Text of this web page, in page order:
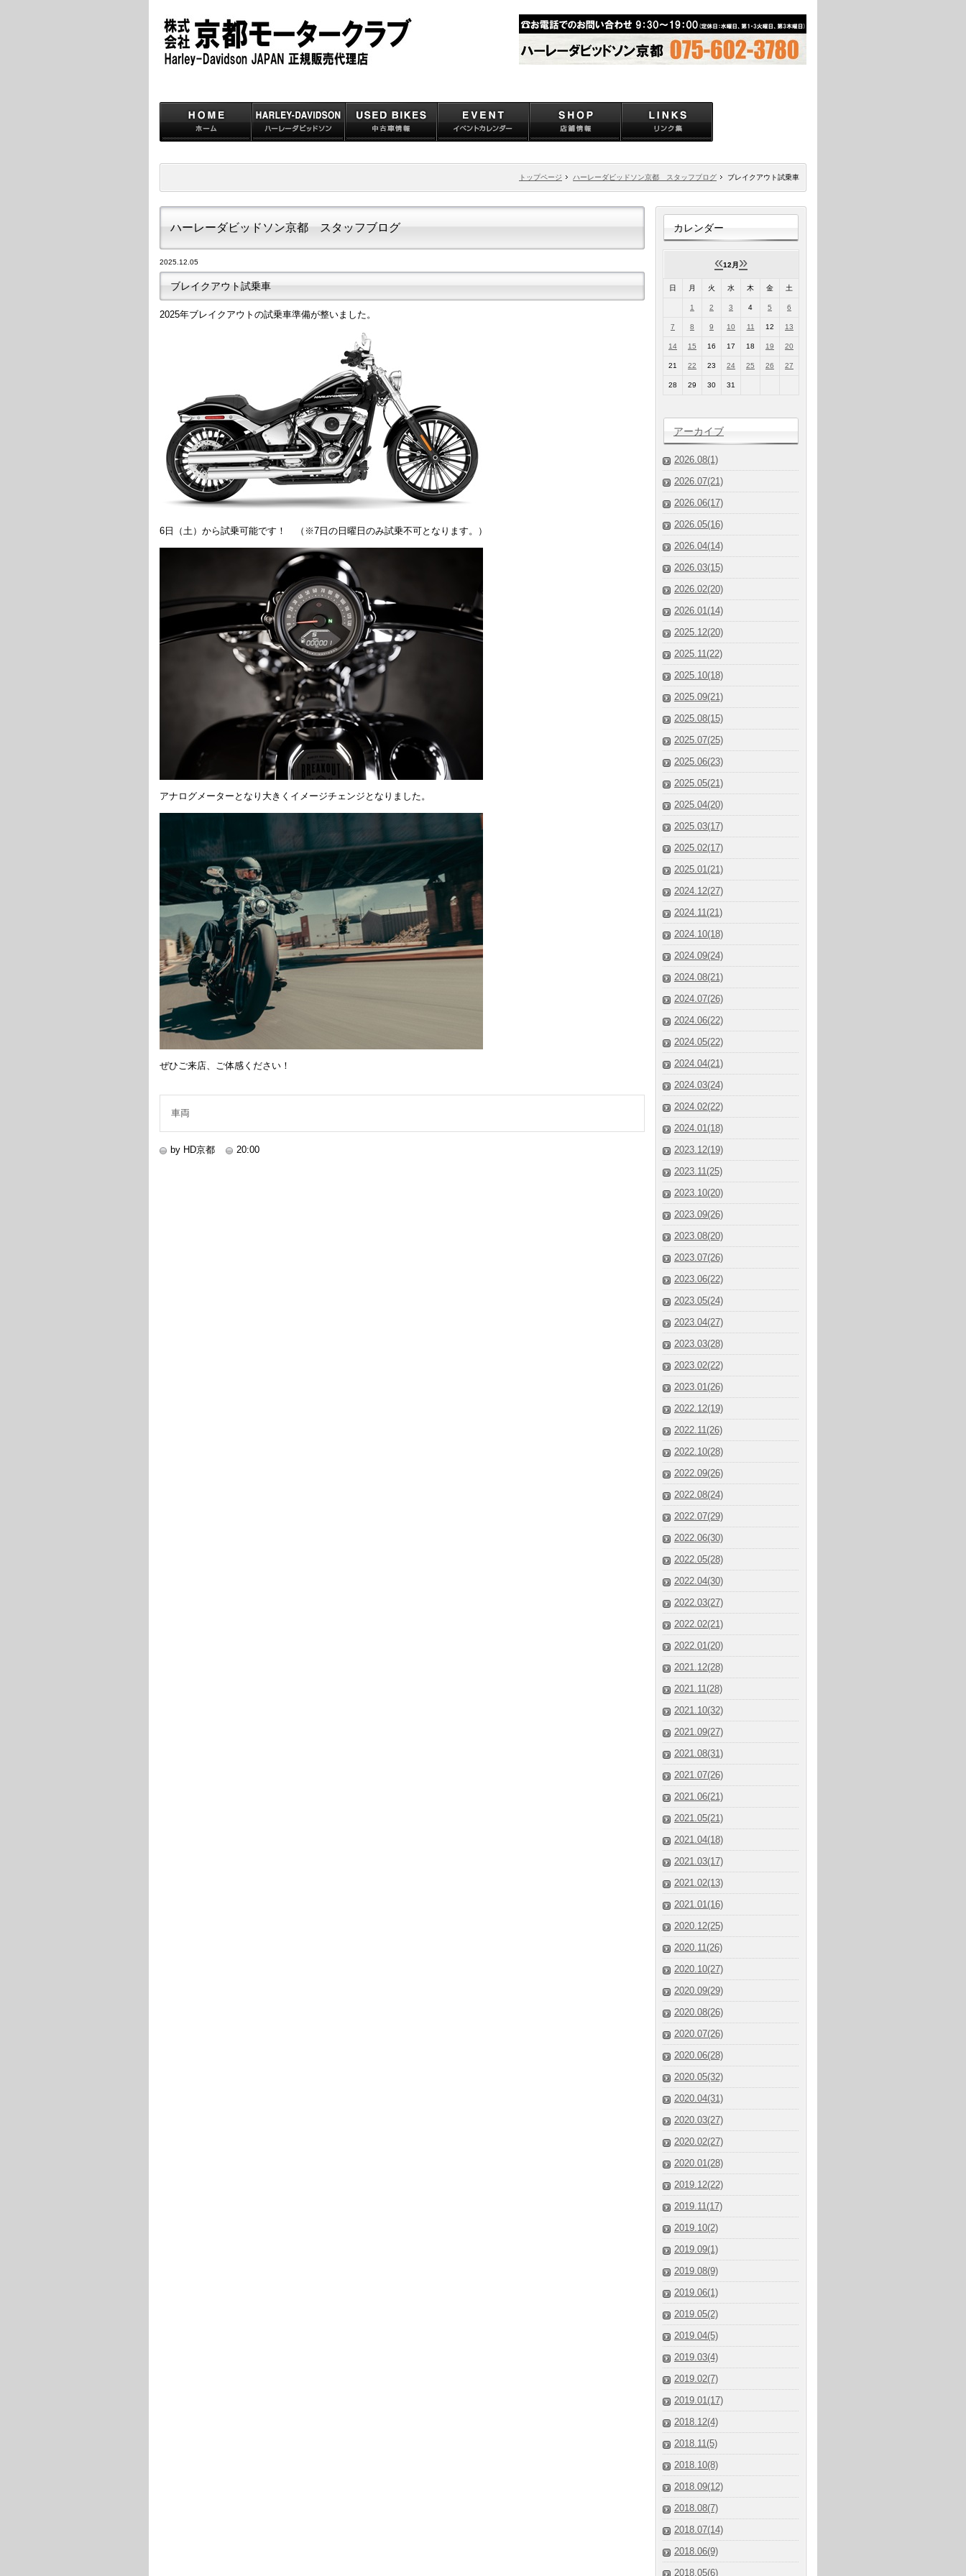
トップページ ハーレーダビッドソン京都 スタッフブログ ブレイクアウト試乗車
ハーレーダビッドソン京都 スタッフブログ
2025.12.05
ブレイクアウト試乗車
2025年ブレイクアウトの試乗車準備が整いました。
6日（土）から試乗可能です！ （※7日の日曜日のみ試乗不可となります。）
アナログメーターとなり大きくイメージチェンジとなりました。
ぜひご来店、ご体感ください！
車両
by HD京都 20:00
カレンダー
«12月 »
日 月 火 水 木 金 土
1 2 3 4 5 6
7 8 9 10 11 12 13
14 15 16 17 18 19 20
21 22 23 24 25 26 27
28 29 30 31
アーカイブ
2026.08(1)
2026.07(21)
2026.06(17)
2026.05(16)
2026.04(14)
2026.03(15)
2026.02(20)
2026.01(14)
2025.12(20)
2025.11(22)
2025.10(18)
2025.09(21)
2025.08(15)
2025.07(25)
2025.06(23)
2025.05(21)
2025.04(20)
2025.03(17)
2025.02(17)
2025.01(21)
2024.12(27)
2024.11(21)
2024.10(18)
2024.09(24)
2024.08(21)
2024.07(26)
2024.06(22)
2024.05(22)
2024.04(21)
2024.03(24)
2024.02(22)
2024.01(18)
2023.12(19)
2023.11(25)
2023.10(20)
2023.09(26)
2023.08(20)
2023.07(26)
2023.06(22)
2023.05(24)
2023.04(27)
2023.03(28)
2023.02(22)
2023.01(26)
2022.12(19)
2022.11(26)
2022.10(28)
2022.09(26)
2022.08(24)
2022.07(29)
2022.06(30)
2022.05(28)
2022.04(30)
2022.03(27)
2022.02(21)
2022.01(20)
2021.12(28)
2021.11(28)
2021.10(32)
2021.09(27)
2021.08(31)
2021.07(26)
2021.06(21)
2021.05(21)
2021.04(18)
2021.03(17)
2021.02(13)
2021.01(16)
2020.12(25)
2020.11(26)
2020.10(27)
2020.09(29)
2020.08(26)
2020.07(26)
2020.06(28)
2020.05(32)
2020.04(31)
2020.03(27)
2020.02(27)
2020.01(28)
2019.12(22)
2019.11(17)
2019.10(2)
2019.09(1)
2019.08(9)
2019.06(1)
2019.05(2)
2019.04(5)
2019.03(4)
2019.02(7)
2019.01(17)
2018.12(4)
2018.11(5)
2018.10(8)
2018.09(12)
2018.08(7)
2018.07(14)
2018.06(9)
2018.05(6)